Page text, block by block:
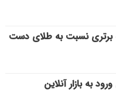
نسبت به طلای دست
به بازار آنلاین